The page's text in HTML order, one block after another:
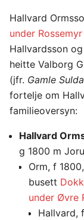
Hallvard
under Rossemyr
Hallvardsson
heitte Valborg
(jfr. Gamle
fortelje om
familieoversyn:
Hallvard
g 1800 m
Orm, f
busett
under Øvre
Hallvard,